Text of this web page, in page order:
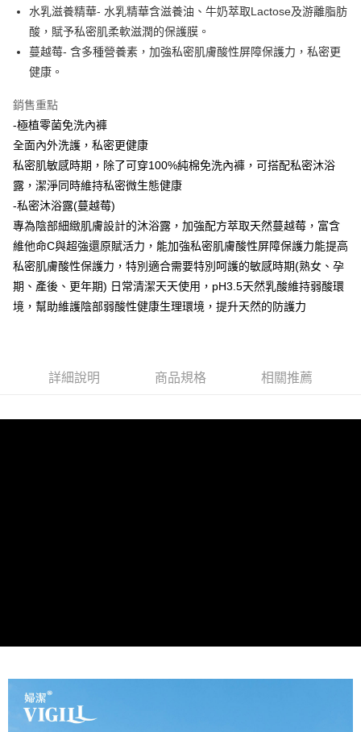
2.基於同意付款使用「大哥付你分期」之契約關係目的，商店將以您的個人
資料（包含姓名、電話或地址）提供予台灣大哥大進項蒐集、處理及利用，
由本公司與您本人進行分期帳單所需資料之確認、核對及更正。
3.完整用戶服務條款，請詳閱以下連結：https://oppay.tw/userRule
後付繳納相關費用。
是否繳費成功／繳費後需取消欲退款等相關疑問，請聯繫「AFTEE先享後付
客戶支援中心」https://netprotections.freshdesk.com/support/home
【注意事項】
易，需依本服務之必要範圍內提供個人資料，並將交易相關給付款項請求債
權轉讓予恩沛科技股份有限公司。
２．關於個人資料處理事宜，請瀏覽以下網址：
https://aftee.tw/terms/#terms3
３．未成年的使用者請事先徵得法定代理人或監護人之同意方可使用
「AFTEE先享後付」，若未經同意申辦者引起之損失，本公司不負相關責
４．使用「AFTEE先享後付」時，將依據個別帳號之用戶狀況，依本公司即
時審查核予不同之上限額度；若仍有額度不足之情形，本公司將視審查結果
請求用戶進行身份認證。
５．嚴禁一人註冊多個帳號或使用他人資訊註冊。若發現惡意使用之情形，
恩沛科技股份有限公司將有權停止該用戶之使用額度並採取法律行動。
水乳滋養精華- 水乳精華含滋養油、牛奶萃取Lactose及游離脂肪
酸，賦予私密肌柔軟滋潤的保護膜。
蔓越莓- 含多種營養素，加強私密肌膚酸性屏障保護力，私密更
健康。
銷售重點
-極植零菌免洗內褲
全面內外洗護，私密更健康
私密肌敏感時期，除了可穿100%純棉免洗內褲，可搭配私密沐浴
露，潔淨同時維持私密微生態健康
-私密沐浴露(蔓越莓)
專為陰部細緻肌膚設計的沐浴露，加強配方萃取天然蔓越莓，富含
維他命C與超強還原賦活力，能加強私密肌膚酸性屏障保護力能提高
私密肌膚酸性保護力，特別適合需要特別呵護的敏感時期(熟女、孕
期、產後、更年期) 日常清潔天天使用，pH3.5天然乳酸維持弱酸環
境，幫助維護陰部弱酸性健康生理環境，提升天然的防護力
詳細說明 商品規格 相關推薦